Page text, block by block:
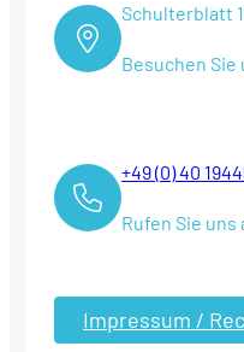
Schulterblatt
Besuchen Sie
+49 (0) 40
Rufen Sie uns
Impressum /